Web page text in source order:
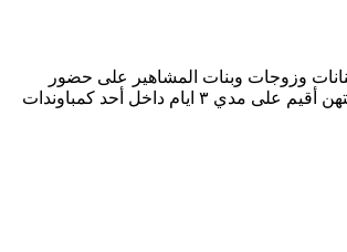
وزوجات وبنات المشاهير على حضور
معرضا خاصا بصديقتهن أقيم على مدي ٣ ايام داخل أحد كمباوندات